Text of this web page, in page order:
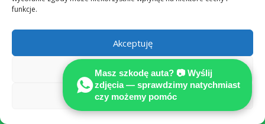
funkcje.
Akceptuję
Odmów
Zobacz preferencje
Warto pamiętać, że czas odgrywa istotną rolę w
pełnej rekompensaty za poniesione straty.
Praktyczne porady dla
poszkodowanych
Po wystąpieniu zdarzenia zalecamy przede wszystkim
zachowanie spokoju i dokładne udokumentowanie

Masz szkodę auta? 📷 Wyślij
zdjęcia — sprawdzimy natychmiast
czy możemy pomóc